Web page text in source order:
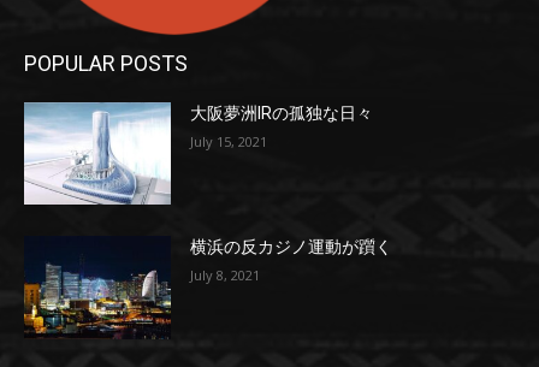
POPULAR POSTS
大阪夢洲IRの孤独な日々
July 15, 2021
横浜の反カジノ運動が躓く
July 8, 2021